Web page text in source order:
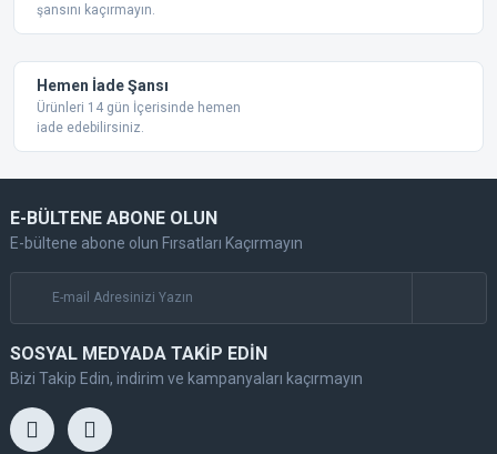
şansını kaçırmayın.
Hemen İade Şansı
Ürünleri 14 gün İçerisinde hemen
iade edebilirsiniz.
E-BÜLTENE ABONE OLUN
E-bültene abone olun Fırsatları Kaçırmayın
SOSYAL MEDYADA TAKİP EDİN
Bizi Takip Edin, indirim ve kampanyaları kaçırmayın